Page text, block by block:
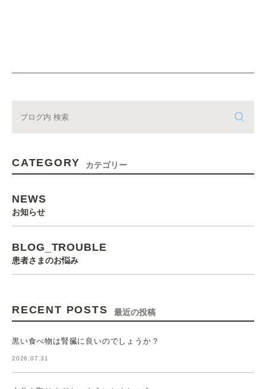
CATEGORY カテゴリー
NEWS
お知らせ
BLOG_TROUBLE
患者さまのお悩み
RECENT POSTS 最近の投稿
黒い食べ物は腎臓に良いのでしょうか？
2026.07.31